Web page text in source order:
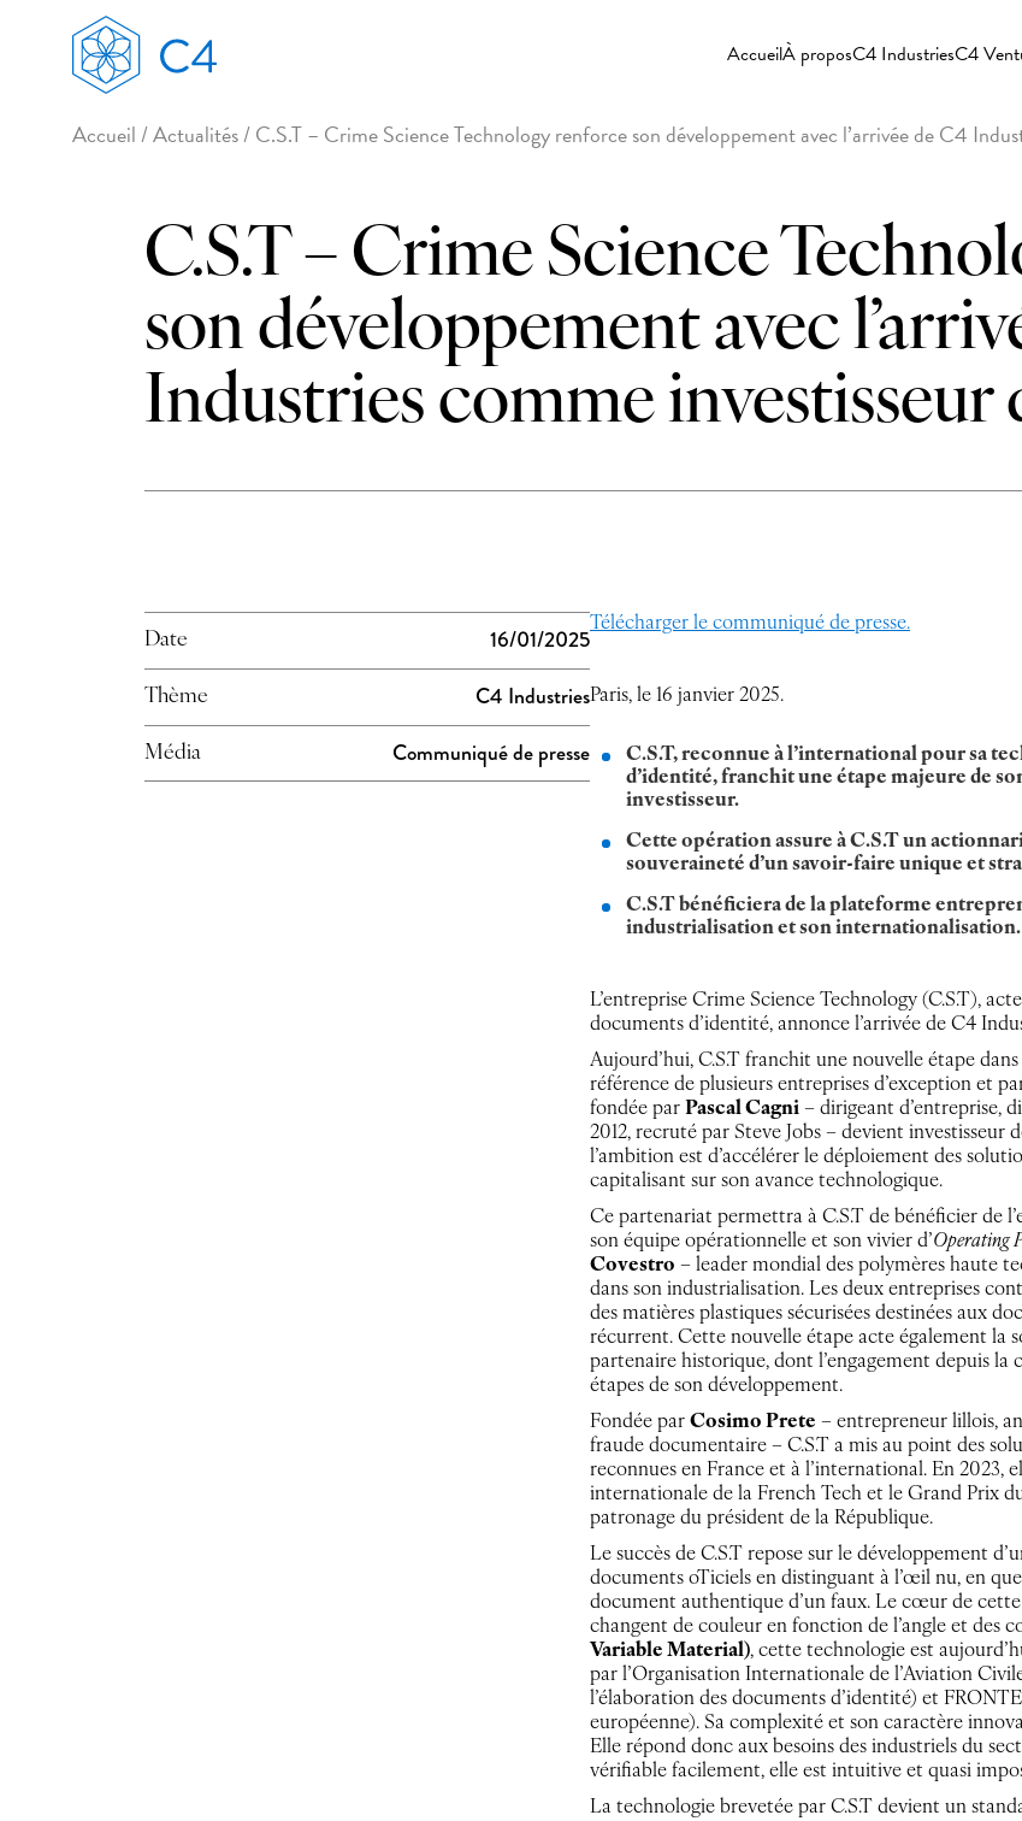
AccueilÀ proposC4 IndustriesC4
Accueil/Actualités/C.S.T – Crime Science Technology renforce son développement avec l’arrivée de C4
C.S.T – Crime Science
son développement avec
Industries comme investisseur
Date 16/01/2025
Thème C4 Industries
Média Communiqué de presse
Télécharger le communiqué de presse.
Paris, le 16 janvier 2025.
C.S.T, reconnue à l’international pour sa
d’identité, franchit une étape majeure de
investisseur.
Cette opération assure à C.S.T un
souveraineté d’un savoir-faire unique et
C.S.T bénéficiera de la plateforme
industrialisation et son internationalisation.
L’entreprise Crime Science Technology (C.S.T),
documents d’identité, annonce l’arrivée de C4
Aujourd’hui, C.S.T franchit une nouvelle étape
référence de plusieurs entreprises d’exception et
fondée par Pascal Cagni – dirigeant d’entreprise,
2012, recruté par Steve Jobs – devient investisseur
l’ambition est d’accélérer le déploiement des
capitalisant sur son avance technologique.
Ce partenariat permettra à C.S.T de bénéficier de
son équipe opérationnelle et son vivier d’Operating
Covestro – leader mondial des polymères haute
dans son industrialisation. Les deux entreprises
des matières plastiques sécurisées destinées aux
récurrent. Cette nouvelle étape acte également la
partenaire historique, dont l’engagement depuis la
étapes de son développement.
Fondée par Cosimo Prete – entrepreneur lillois,
fraude documentaire – C.S.T a mis au point des
reconnues en France et à l’international. En 2023,
internationale de la French Tech et le Grand Prix
patronage du président de la République.
Le succès de C.S.T repose sur le développement
documents oTiciels en distinguant à l’œil nu, en
document authentique d’un faux. Le cœur de
changent de couleur en fonction de l’angle et des
Variable Material), cette technologie est
par l’Organisation Internationale de l’Aviation
l’élaboration des documents d’identité) et
européenne). Sa complexité et son caractère
Elle répond donc aux besoins des industriels du
vérifiable facilement, elle est intuitive et quasi
La technologie brevetée par C.S.T devient un